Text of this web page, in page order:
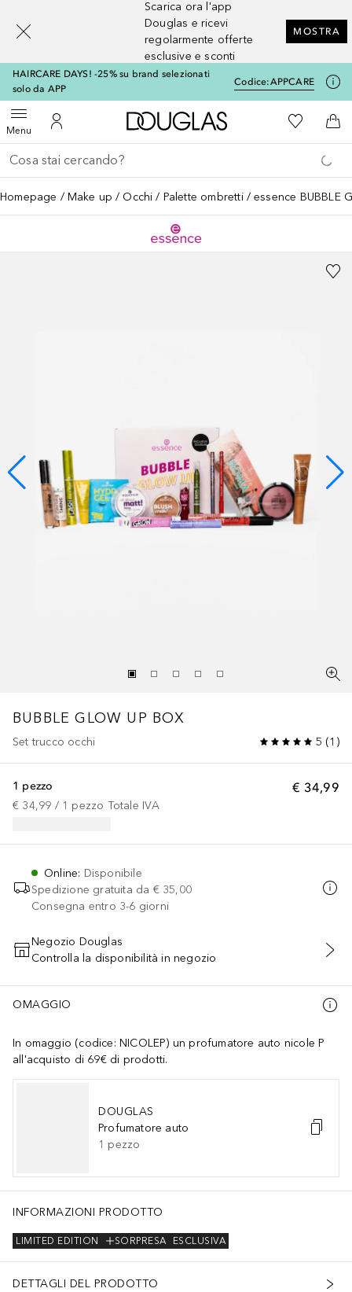
Scarica ora l'app
Douglas e ricevi
regolarmente offerte
esclusive e sconti
MOSTRA
HAIRCARE DAYS! -25% su brand selezionati
solo da APP
Codice:APPCARE
MenuApri menuAl Mio Account
A Douglas HomeAlla Mia
Al
Torna indietro
Esegui ricerca
Homepage Make up Occhi Palette ombretti essence BUBBLE
BUBBLE GLOW UP BOX
Set trucco occhi 5 (1 )
€ 34,99
1 pezzo
€ 34,99 / 1 pezzo Totale IVA
Online: Disponibile
Spedizione gratuita da € 35,00
Consegna entro 3-6 giorni
AGGIUNGI AL CARRELLO
Negozio Douglas
Controlla la disponibilità in negozio
OMAGGIO
In omaggio (codice: NICOLEP) un profumatore auto nicole P
all'acquisto di 69€ di prodotti.
DOUGLAS
Profumatore auto
1 pezzo
INFORMAZIONI PRODOTTO
ESCLUSIVA
SORPRESA
LIMITED EDITION
DETTAGLI DEL PRODOTTO
[navigation.slideout.screenreader]